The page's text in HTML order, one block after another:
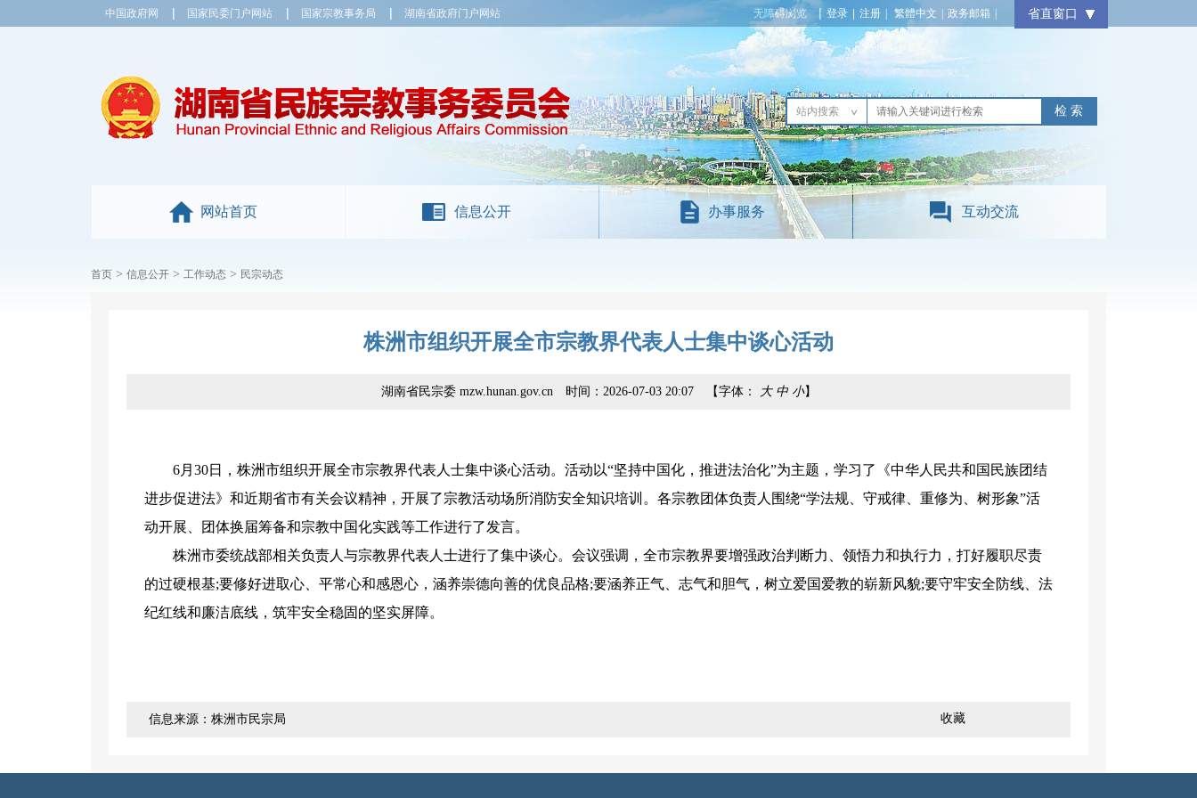
中国政府网 国家民委门户网站 国家宗教事务局 湖南省政府门户网站 无障碍浏览
站内搜索
网站首页 信息公开 办事服务 互动交流
首页 > 信息公开 > 工作动态 > 民宗动态
株洲市组织开展全市宗教界代表人士集中谈心活动
湖南省民宗委 mzw.hunan.gov.cn 时间：2026-07-03 20:07 【字体： 大 中 小】
6月30日，株洲市组织开展全市宗教界代表人士集中谈心活动。活动以“坚持中国化，推进法治化”为主题，学习了《中华人民共和国民族团结
进步促进法》和近期省市有关会议精神，开展了宗教活动场所消防安全知识培训。各宗教团体负责人围绕“学法规、守戒律、重修为、树形象”活
动开展、团体换届筹备和宗教中国化实践等工作进行了发言。
株洲市委统战部相关负责人与宗教界代表人士进行了集中谈心。会议强调，全市宗教界要增强政治判断力、领悟力和执行力，打好履职尽责
的过硬根基;要修好进取心、平常心和感恩心，涵养崇德向善的优良品格;要涵养正气、志气和胆气，树立爱国爱教的崭新风貌;要守牢安全防线、法
纪红线和廉洁底线，筑牢安全稳固的坚实屏障。
信息来源：株洲市民宗局 收藏
省直窗口
繁體中文 政务邮箱